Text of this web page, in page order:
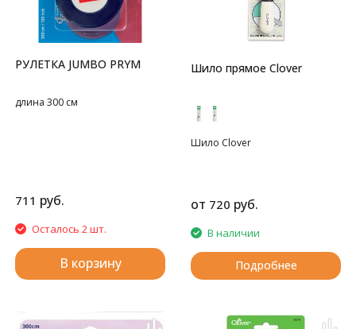
РУЛЕТКА JUMBO PRYM
длина 300 см
711 руб.
Осталось 2 шт.
В корзину
Шило прямое Clover
Шило Clover
от 720 руб.
В наличии
Подробнее